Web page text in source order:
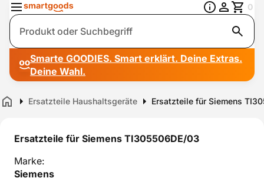
Suche
0
Smarte GOODIES. Smart erklärt. Deine Extras.
Deine Wahl.
Home Ersatzteile Haushaltsgeräte Ersatzteile für Siemens
Ersatzteile für Siemens TI305506DE/03
Marke:
Siemens